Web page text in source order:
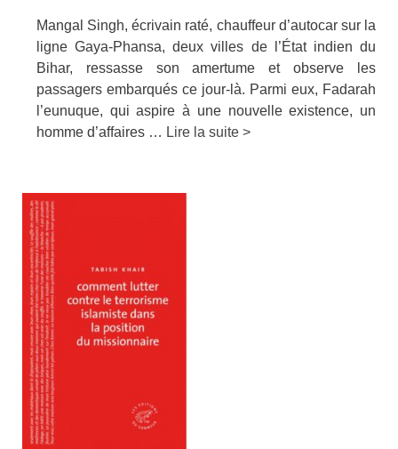
Mangal Singh, écrivain raté, chauffeur d’autocar sur la
ligne Gaya-Phansa, deux villes de l’État indien du
Bihar, ressasse son amertume et observe les
passagers embarqués ce jour-là. Parmi eux, Fadarah
l’eunuque, qui aspire à une nouvelle existence, un
homme d’affaires … Lire la suite >